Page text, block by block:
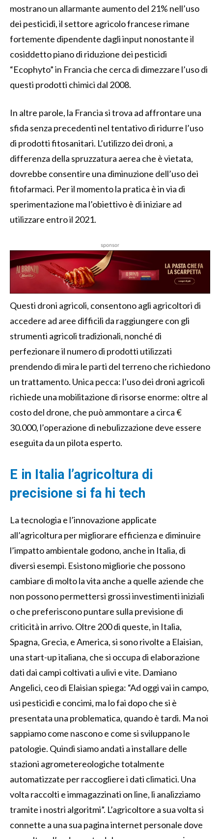
mostrano un allarmante aumento del 21% nell’uso
dei pesticidi, il settore agricolo francese rimane
fortemente dipendente dagli input nonostante il
cosiddetto piano di riduzione dei pesticidi
“Ecophyto” in Francia che cerca di dimezzare l’uso di
questi prodotti chimici dal 2008.
In altre parole, la Francia si trova ad affrontare una
sfida senza precedenti nel tentativo di ridurre l’uso
di prodotti fitosanitari. L’utilizzo dei droni, a
differenza della spruzzatura aerea che è vietata,
dovrebbe consentire una diminuzione dell’uso dei
fitofarmaci. Per il momento la pratica è in via di
sperimentazione ma l’obiettivo è di iniziare ad
utilizzare entro il 2021.
sponsor
Questi droni agricoli, consentono agli agricoltori di
accedere ad aree difficili da raggiungere con gli
strumenti agricoli tradizionali, nonché di
perfezionare il numero di prodotti utilizzati
prendendo di mira le parti del terreno che richiedono
un trattamento. Unica pecca: l’uso dei droni agricoli
richiede una mobilitazione di risorse enorme: oltre al
costo del drone, che può ammontare a circa €
30.000, l’operazione di nebulizzazione deve essere
eseguita da un pilota esperto.
E in Italia l’agricoltura di
precisione si fa hi tech
La tecnologia e l’innovazione applicate
all’agricoltura per migliorare efficienza e diminuire
l’impatto ambientale godono, anche in Italia, di
diversi esempi. Esistono migliorie che possono
cambiare di molto la vita anche a quelle aziende che
non possono permettersi grossi investimenti iniziali
o che preferiscono puntare sulla previsione di
criticità in arrivo. Oltre 200 di queste, in Italia,
Spagna, Grecia, e America, si sono rivolte a Elaisian,
una start-up italiana, che si occupa di elaborazione
dati dai campi coltivati a ulivi e vite. Damiano
Angelici, ceo di Elaisian spiega: “Ad oggi vai in campo,
usi pesticidi e concimi, ma lo fai dopo che si è
presentata una problematica, quando è tardi. Ma noi
sappiamo come nascono e come si sviluppano le
patologie. Quindi siamo andati a installare delle
stazioni agrometereologiche totalmente
automatizzate per raccogliere i dati climatici. Una
volta raccolti e immagazzinati on line, li analizziamo
tramite i nostri algoritmi”. L’agricoltore a sua volta si
connette a una sua pagina internet personale dove